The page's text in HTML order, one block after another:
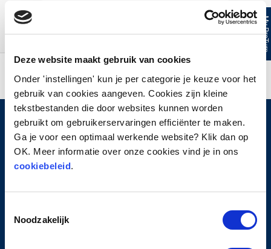
Deze website maakt gebruik van cookies
Onder 'instellingen' kun je per categorie je keuze voor het
gebruik van cookies aangeven. Cookies zijn kleine
tekstbestanden die door websites kunnen worden
gebruikt om gebruikerservaringen efficiënter te maken.
Ga je voor een optimaal werkende website? Klik dan op
OK. Meer informatie over onze cookies vind je in ons
cookiebeleid.
Noodzakelijk
HOOFDMENU
Over ProTurn
Werkwijze
Contact
My ProTurn